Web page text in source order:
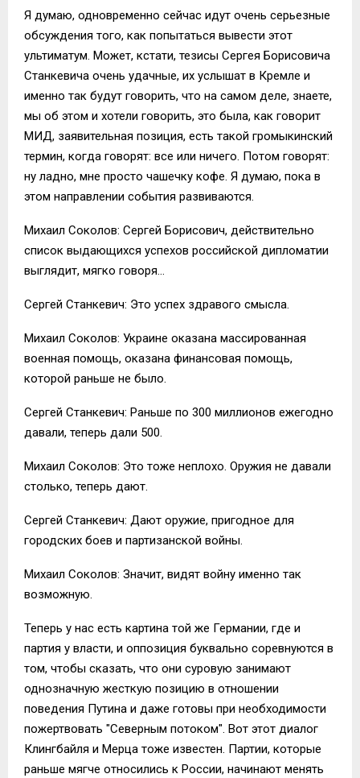
Я думаю, одновременно сейчас идут очень серьезные
обсуждения того, как попытаться вывести этот
ультиматум. Может, кстати, тезисы Сергея Борисовича
Станкевича очень удачные, их услышат в Кремле и
именно так будут говорить, что на самом деле, знаете,
мы об этом и хотели говорить, это была, как говорит
МИД, заявительная позиция, есть такой громыкинский
термин, когда говорят: все или ничего. Потом говорят:
ну ладно, мне просто чашечку кофе. Я думаю, пока в
этом направлении события развиваются.
Михаил Соколов: Сергей Борисович, действительно
список выдающихся успехов российской дипломатии
выглядит, мягко говоря…
Сергей Станкевич: Это успех здравого смысла.
Михаил Соколов: Украине оказана массированная
военная помощь, оказана финансовая помощь,
которой раньше не было.
Сергей Станкевич: Раньше по 300 миллионов ежегодно
давали, теперь дали 500.
Михаил Соколов: Это тоже неплохо. Оружия не давали
столько, теперь дают.
Сергей Станкевич: Дают оружие, пригодное для
городских боев и партизанской войны.
Михаил Соколов: Значит, видят войну именно так
возможную.
Теперь у нас есть картина той же Германии, где и
партия у власти, и оппозиция буквально соревнуются в
том, чтобы сказать, что они суровую занимают
однозначную жесткую позицию в отношении
поведения Путина и даже готовы при необходимости
пожертвовать "Северным потоком". Вот этот диалог
Клингбайля и Мерца тоже известен. Партии, которые
раньше мягче относились к России, начинают менять